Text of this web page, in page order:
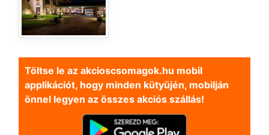
Töltse le az akcioscsomagok.hu mobil
applikációt, hogy minden kütyüjén, mobilján
önnel legyen az összes akciós szállás!